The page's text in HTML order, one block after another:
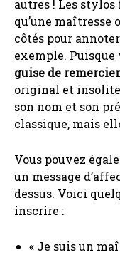
autres ! Les
qu’une maîtresse
côtés pour
exemple.
guise de
original et
son nom et son
classique, mais
Vous pouvez
un message
dessus. Voici
inscrire :
« Je suis un